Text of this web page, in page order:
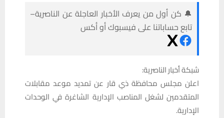
🔔 كن أول من يعرف الأخبار العاجلة عن الناصرية–
تابع حساباتنا على فيسبوك أو أكس
شبكة أخبار الناصرية:
اعلن مجلس محافظة ذي قار عن تمديد موعد مقابلات
المتقدمين لشغل المناصب الإدارية الشاغرة في الوحدات
الإدارية.